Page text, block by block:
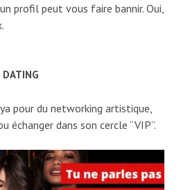
profil peut vous faire bannir. Oui,
pour du networking artistique,
échanger dans son cercle “VIP”.